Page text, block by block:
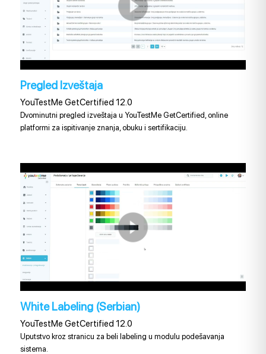
Pregled Izveštaja
YouTestMe GetCertified 12.0
Dvominutni pregled izveštaja u YouTestMe GetCertified, online
platformi za ispitivanje znanja, obuku i sertifikaciju.
White Labeling (Serbian)
YouTestMe GetCertified 12.0
Uputstvo kroz stranicu za beli labeling u modulu podešavanja
sistema.